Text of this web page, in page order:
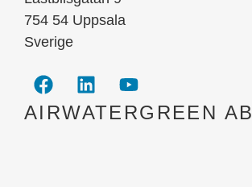
754 54 Uppsala
Sverige
AIRWATERGREEN AB